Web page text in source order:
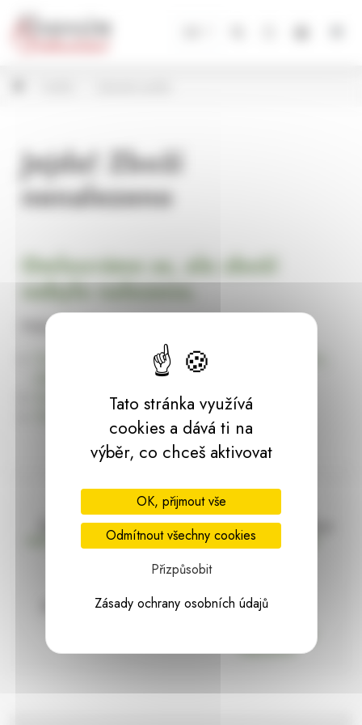
Jejda! Zboží
nenalezeno
Omlouváme se, ale zboží
nebylo nalezeno.
Pokračujte na
Úvodní stránku Dekorace, bytové a zahradní doplňky,
dárky | HARASIM.info
Doprava zdarma
nad 2000 Kč bez DPH
Vše máme skladem
Ihned k odeslání
97% hodnocení Zásilka pod
Panel pro správu cookies
Tato stránka využívá
cookies a dává ti na
výběr, co chceš aktivovat
OK, přijmout vše
Odmítnout všechny cookies
Přizpůsobit
Zásady ochrany osobních údajů